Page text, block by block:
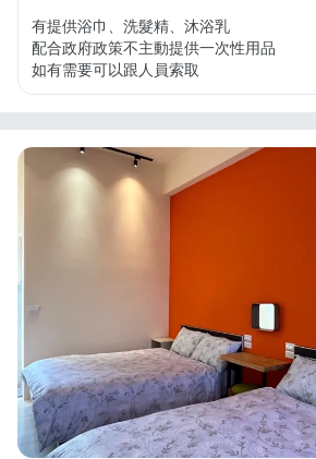
有提供浴巾、洗髮精、沐浴乳
配合政府政策不主動提供一次性用品
如有需要可以跟人員索取